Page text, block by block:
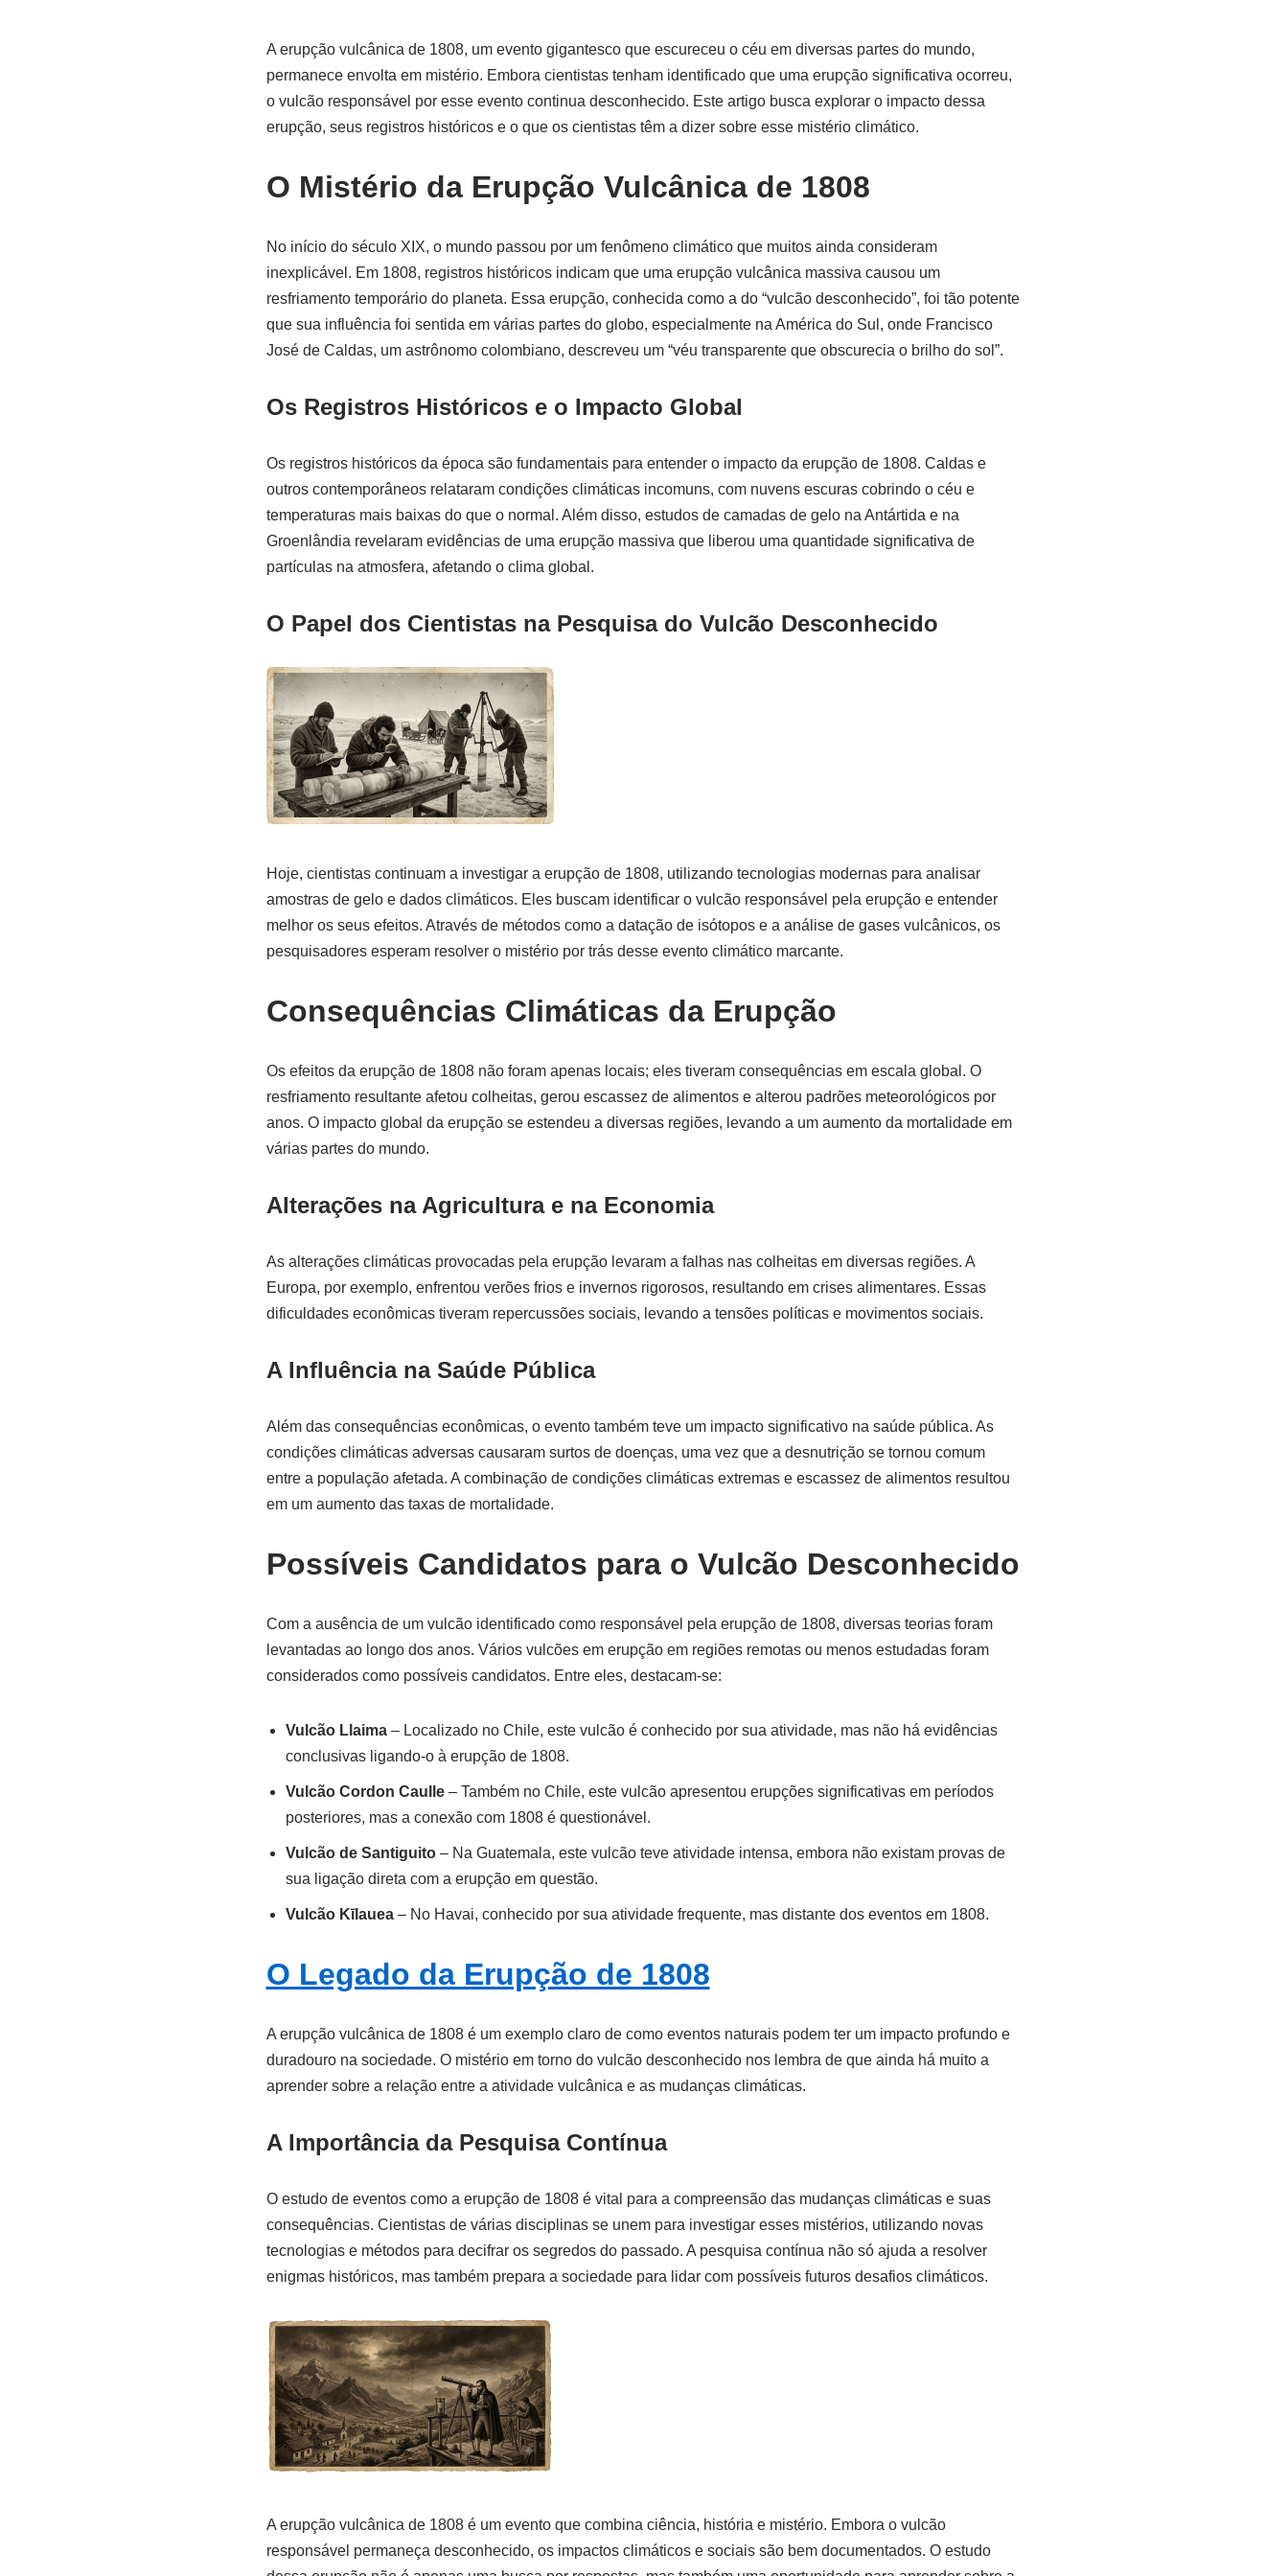
A erupção vulcânica de 1808, um evento gigantesco que escureceu o céu em diversas partes do mundo,
permanece envolta em mistério. Embora cientistas tenham identificado que uma erupção significativa ocorreu,
o vulcão responsável por esse evento continua desconhecido. Este artigo busca explorar o impacto dessa
erupção, seus registros históricos e o que os cientistas têm a dizer sobre esse mistério climático.
O Mistério da Erupção Vulcânica de 1808
No início do século XIX, o mundo passou por um fenômeno climático que muitos ainda consideram
inexplicável. Em 1808, registros históricos indicam que uma erupção vulcânica massiva causou um
resfriamento temporário do planeta. Essa erupção, conhecida como a do “vulcão desconhecido”, foi tão potente
que sua influência foi sentida em várias partes do globo, especialmente na América do Sul, onde Francisco
José de Caldas, um astrônomo colombiano, descreveu um “véu transparente que obscurecia o brilho do sol”.
Os Registros Históricos e o Impacto Global
Os registros históricos da época são fundamentais para entender o impacto da erupção de 1808. Caldas e
outros contemporâneos relataram condições climáticas incomuns, com nuvens escuras cobrindo o céu e
temperaturas mais baixas do que o normal. Além disso, estudos de camadas de gelo na Antártida e na
Groenlândia revelaram evidências de uma erupção massiva que liberou uma quantidade significativa de
partículas na atmosfera, afetando o clima global.
O Papel dos Cientistas na Pesquisa do Vulcão Desconhecido
Hoje, cientistas continuam a investigar a erupção de 1808, utilizando tecnologias modernas para analisar
amostras de gelo e dados climáticos. Eles buscam identificar o vulcão responsável pela erupção e entender
melhor os seus efeitos. Através de métodos como a datação de isótopos e a análise de gases vulcânicos, os
pesquisadores esperam resolver o mistério por trás desse evento climático marcante.
Consequências Climáticas da Erupção
Os efeitos da erupção de 1808 não foram apenas locais; eles tiveram consequências em escala global. O
resfriamento resultante afetou colheitas, gerou escassez de alimentos e alterou padrões meteorológicos por
anos. O impacto global da erupção se estendeu a diversas regiões, levando a um aumento da mortalidade em
várias partes do mundo.
Alterações na Agricultura e na Economia
As alterações climáticas provocadas pela erupção levaram a falhas nas colheitas em diversas regiões. A
Europa, por exemplo, enfrentou verões frios e invernos rigorosos, resultando em crises alimentares. Essas
dificuldades econômicas tiveram repercussões sociais, levando a tensões políticas e movimentos sociais.
A Influência na Saúde Pública
Além das consequências econômicas, o evento também teve um impacto significativo na saúde pública. As
condições climáticas adversas causaram surtos de doenças, uma vez que a desnutrição se tornou comum
entre a população afetada. A combinação de condições climáticas extremas e escassez de alimentos resultou
em um aumento das taxas de mortalidade.
Possíveis Candidatos para o Vulcão Desconhecido
Com a ausência de um vulcão identificado como responsável pela erupção de 1808, diversas teorias foram
levantadas ao longo dos anos. Vários vulcões em erupção em regiões remotas ou menos estudadas foram
considerados como possíveis candidatos. Entre eles, destacam-se:
Vulcão Llaima– Localizado no Chile, este vulcão é conhecido por sua atividade, mas não há evidências
conclusivas ligando-o à erupção de 1808.
Vulcão Cordon Caulle– Também no Chile, este vulcão apresentou erupções significativas em períodos
posteriores, mas a conexão com 1808 é questionável.
Vulcão de Santiguito– Na Guatemala, este vulcão teve atividade intensa, embora não existam provas de
sua ligação direta com a erupção em questão.
Vulcão Kīlauea– No Havai, conhecido por sua atividade frequente, mas distante dos eventos em 1808.
O Legado da Erupção de 1808
A erupção vulcânica de 1808 é um exemplo claro de como eventos naturais podem ter um impacto profundo e
duradouro na sociedade. O mistério em torno do vulcão desconhecido nos lembra de que ainda há muito a
aprender sobre a relação entre a atividade vulcânica e as mudanças climáticas.
A Importância da Pesquisa Contínua
O estudo de eventos como a erupção de 1808 é vital para a compreensão das mudanças climáticas e suas
consequências. Cientistas de várias disciplinas se unem para investigar esses mistérios, utilizando novas
tecnologias e métodos para decifrar os segredos do passado. A pesquisa contínua não só ajuda a resolver
enigmas históricos, mas também prepara a sociedade para lidar com possíveis futuros desafios climáticos.
A erupção vulcânica de 1808 é um evento que combina ciência, história e mistério. Embora o vulcão
responsável permaneça desconhecido, os impactos climáticos e sociais são bem documentados. O estudo